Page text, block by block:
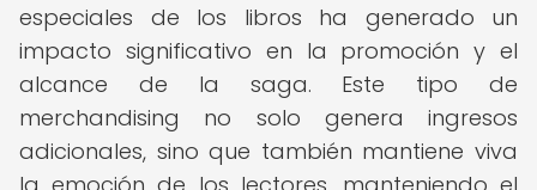
especiales de los libros ha generado un
impacto significativo en la promoción y el
alcance de la saga. Este tipo de
merchandising no solo genera ingresos
adicionales, sino que también mantiene viva